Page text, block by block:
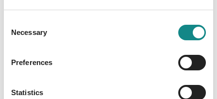
Selection
Necessary
Preferences
Statistics
Tiere, Feldarbeit, Beschaffenheit der Äcker
oder an der See u.a. auf der Insel Pellworm.
wiederentdecktes natürliches Arbeiten in der
Landwirtschaft. Und eine Wertschätzung